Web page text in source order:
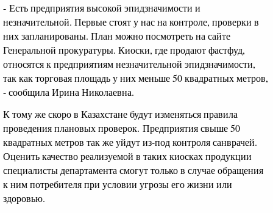
- Есть предприятия высокой эпидзначимости и
незначительной. Первые стоят у нас на контроле, проверки в
них запланированы. План можно посмотреть на сайте
Генеральной прокуратуры. Киоски, где продают фастфуд,
относятся к предприятиям незначительной эпидзначимости,
так как торговая площадь у них меньше 50 квадратных метров,
- сообщила Ирина Николаевна.
К тому же скоро в Казахстане будут изменяться правила
проведения плановых проверок. Предприятия свыше 50
квадратных метров так же уйдут из-под контроля санврачей.
Оценить качество реализуемой в таких киосках продукции
специалисты департамента смогут только в случае обращения
к ним потребителя при условии угрозы его жизни или
здоровью.